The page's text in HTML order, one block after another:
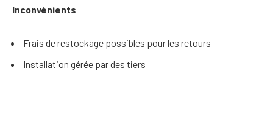
Inconvénients
Frais de restockage possibles pour les retours
Installation gérée par des tiers